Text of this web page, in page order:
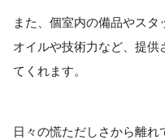
また、個室内の備品やス
オイルや技術力など、提供
てくれます。
日々の慌ただしさから離れ